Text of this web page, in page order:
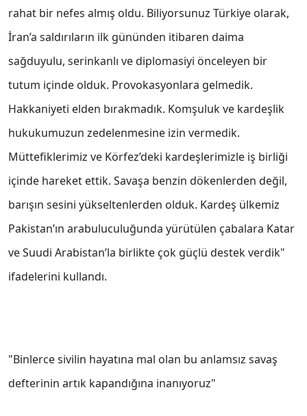
rahat bir nefes almış oldu. Biliyorsunuz Türkiye olarak,
İran’a saldırıların ilk gününden itibaren daima
sağduyulu, serinkanlı ve diplomasiyi önceleyen bir
tutum içinde olduk. Provokasyonlara gelmedik.
Hakkaniyeti elden bırakmadık. Komşuluk ve kardeşlik
hukukumuzun zedelenmesine izin vermedik.
Müttefiklerimiz ve Körfez’deki kardeşlerimizle iş birliği
içinde hareket ettik. Savaşa benzin dökenlerden değil,
barışın sesini yükseltenlerden olduk. Kardeş ülkemiz
Pakistan’ın arabuluculuğunda yürütülen çabalara Katar
ve Suudi Arabistan’la birlikte çok güçlü destek verdik"
ifadelerini kullandı.
"Binlerce sivilin hayatına mal olan bu anlamsız savaş
defterinin artık kapandığına inanıyoruz"